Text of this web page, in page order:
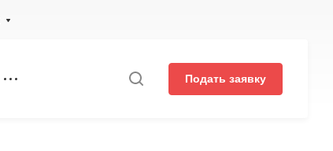
Подать заявку